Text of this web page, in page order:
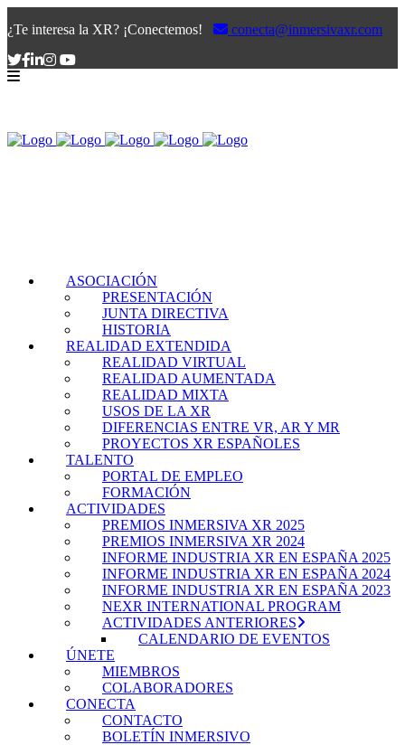
¿Te interesa la XR? ¡Conectemos! conecta@inmersivaxr.com
ASOCIACIÓN
PRESENTACIÓN
JUNTA DIRECTIVA
HISTORIA
REALIDAD EXTENDIDA
REALIDAD VIRTUAL
REALIDAD AUMENTADA
REALIDAD MIXTA
USOS DE LA XR
DIFERENCIAS ENTRE VR, AR Y MR
PROYECTOS XR ESPAÑOLES
TALENTO
PORTAL DE EMPLEO
FORMACIÓN
ACTIVIDADES
PREMIOS INMERSIVA XR 2025
PREMIOS INMERSIVA XR 2024
INFORME INDUSTRIA XR EN ESPAÑA 2025
INFORME INDUSTRIA XR EN ESPAÑA 2024
INFORME INDUSTRIA XR EN ESPAÑA 2023
NEXR INTERNATIONAL PROGRAM
ACTIVIDADES ANTERIORES
CALENDARIO DE EVENTOS
ÚNETE
MIEMBROS
COLABORADORES
CONECTA
CONTACTO
BOLETÍN INMERSIVO